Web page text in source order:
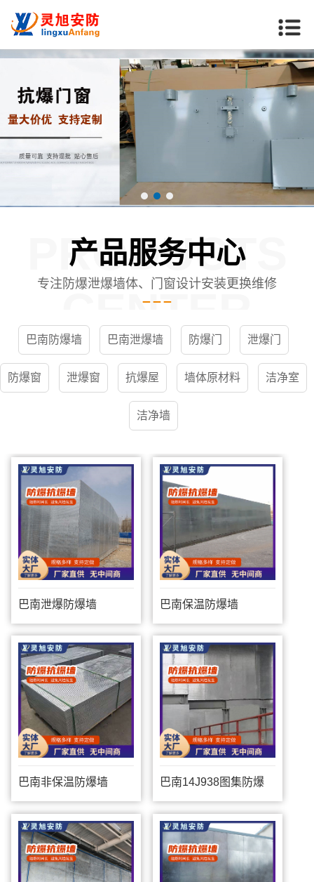
产品服务中心
PRODUCTS
CENTER
专注防爆泄爆墙体、门窗设计安装更换维修
巴南防爆墙 巴南泄爆墙 防爆门 泄爆门
防爆窗 泄爆窗 抗爆屋 墙体原材料 洁净室
洁净墙
巴南泄爆防爆墙 巴南保温防爆墙
巴南非保温防爆墙 巴南14J938图集防爆
墙